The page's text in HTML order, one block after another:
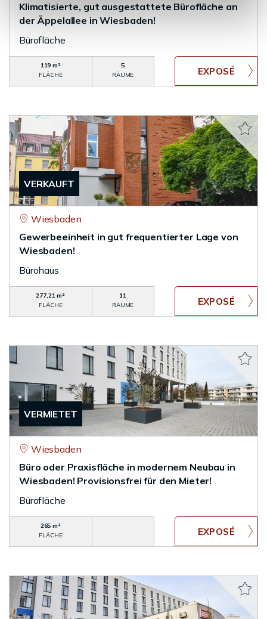
Klimatisierte, gut ausgestattete Bürofläche an
der Äppelallee in Wiesbaden!
Bürofläche
119 m²
FLÄCHE
5
RÄUME
VERKAUFT
Wiesbaden
Gewerbeeinheit in gut frequentierter Lage von
Wiesbaden!
Bürohaus
277,21 m²
FLÄCHE
11
RÄUME
VERMIETET
Wiesbaden
Büro oder Praxisfläche in modernem Neubau in
Wiesbaden! Provisionsfrei für den Mieter!
Bürofläche
265 m²
FLÄCHE